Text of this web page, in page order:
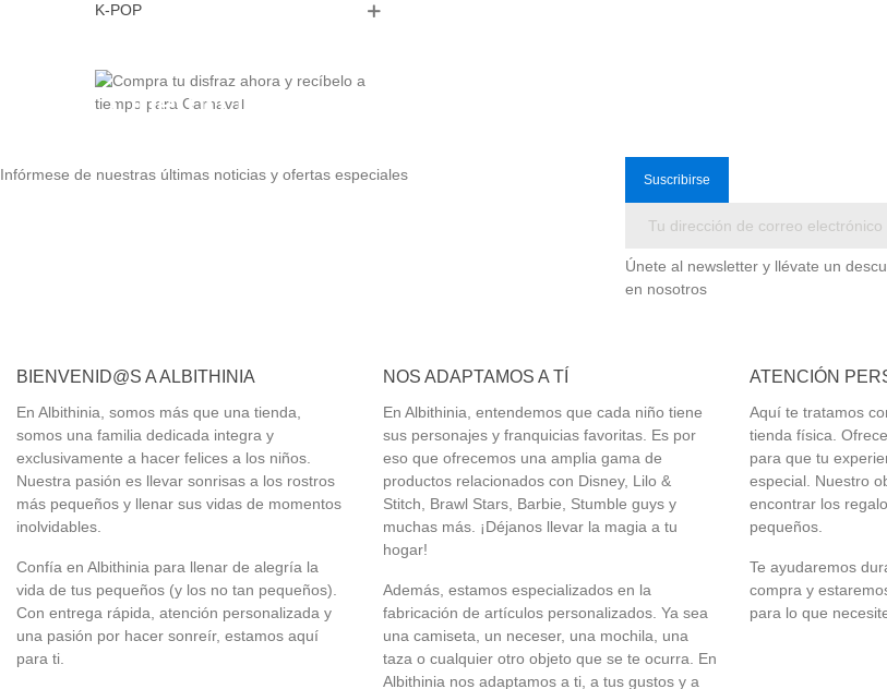
K-POP
Que no te pille el
Disfraces para niños y adultos · Llega
Infórmese de nuestras últimas noticias y ofertas especiales
Únete al newsletter y llévate un
en nosotros
BIENVENID@S A ALBITHINIA
En Albithinia, somos más que una tienda,
somos una familia dedicada integra y
exclusivamente a hacer felices a los niños.
Nuestra pasión es llevar sonrisas a los rostros
más pequeños y llenar sus vidas de momentos
inolvidables.
Confía en Albithinia para llenar de alegría la
vida de tus pequeños (y los no tan pequeños).
Con entrega rápida, atención personalizada y
una pasión por hacer sonreír, estamos aquí
para ti.
NOS ADAPTAMOS A TÍ
En Albithinia, entendemos que cada niño tiene
sus personajes y franquicias favoritas. Es por
eso que ofrecemos una amplia gama de
productos relacionados con Disney, Lilo &
Stitch, Brawl Stars, Barbie, Stumble guys y
muchas más. ¡Déjanos llevar la magia a tu
hogar!
Además, estamos especializados en la
fabricación de artículos personalizados. Ya sea
una camiseta, un neceser, una mochila, una
taza o cualquier otro objeto que se te ocurra. En
Albithinia nos adaptamos a ti, a tus gustos y a
ATENCIÓN
Aquí te tratamos
tienda física.
para que tu
especial. Nuestro
encontrar los
pequeños.
Te ayudaremos
compra y
para lo que